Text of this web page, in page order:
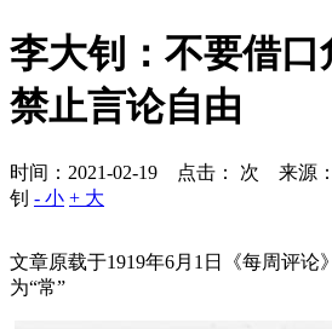
李大钊：不要借
禁止言论自由
时间：2021-02-19 点击： 次 来源
钊 - 小 + 大
文章原载于1919年6月1日《每周评论
为“常”